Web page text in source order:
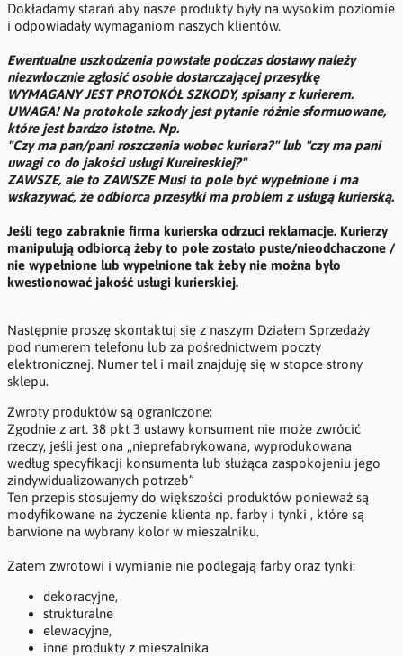
Dokładamy starań aby nasze produkty były na wysokim poziomie
i odpowiadały wymaganiom naszych klientów.
Ewentualne uszkodzenia powstałe podczas dostawy należy
niezwłocznie zgłosić osobie dostarczającej przesyłkę
WYMAGANY JEST PROTOKÓŁ SZKODY, spisany z kurierem.
UWAGA! Na protokole szkody jest pytanie różnie sformuowane,
które jest bardzo istotne. Np.
"Czy ma pan/pani roszczenia wobec kuriera?" lub "czy ma pani
uwagi co do jakości usługi Kureireskiej?"
ZAWSZE, ale to ZAWSZE Musi to pole być wypełnione i ma
wskazywać, że odbiorca przesyłki ma problem z usługą kurierską.
Jeśli tego zabraknie firma kurierska odrzuci reklamacje. Kurierzy
manipulują odbiorcą żeby to pole zostało puste/nieodchaczone /
nie wypełnione lub wypełnione tak żeby nie można było
kwestionować jakość usługi kurierskiej.
Następnie proszę skontaktuj się z naszym Działem Sprzedaży
pod numerem telefonu lub za pośrednictwem poczty
elektronicznej. Numer tel i mail znajduję się w stopce strony
sklepu.
Zwroty produktów są ograniczone:
Zgodnie z art. 38 pkt 3 ustawy konsument nie może zwrócić
rzeczy, jeśli jest ona „nieprefabrykowana, wyprodukowana
według specyfikacji konsumenta lub służąca zaspokojeniu jego
zindywidualizowanych potrzeb”
Ten przepis stosujemy do większości produktów ponieważ są
modyfikowane na życzenie klienta np. farby i tynki , które są
barwione na wybrany kolor w mieszalniku.
Zatem zwrotowi i wymianie nie podlegają farby oraz tynki:
dekoracyjne,
strukturalne
elewacyjne,
inne produkty z mieszalnika